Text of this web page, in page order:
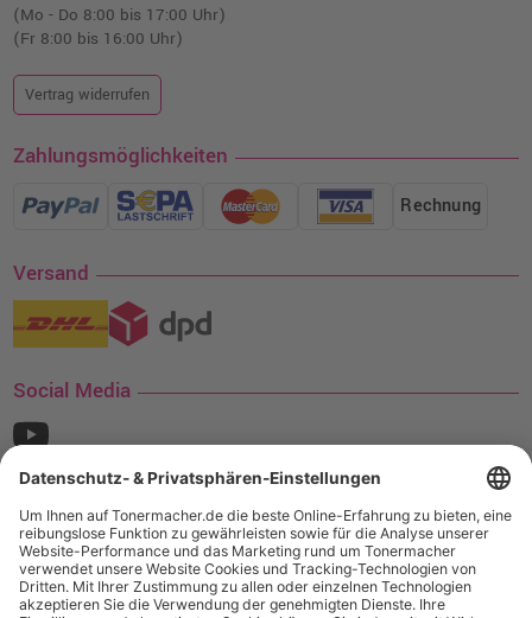
(Mo - Do 8:00 bis 17:00 Uhr)
(Fr 8:00 bis 16:00 Uhr)
Vertrag widerrufen
Zahlungsmöglichkeiten
Rechnung
Versand
Social Media
¹ Nur gültig für den Versand innerhalb Deutschlands. Befindet sich ein Warenwert
von mindestens 35€ (inkl. Mwst.) an Ampertec Artikeln in Ihrem Warenkorb, ist der
Versand für Sie kostenfrei.